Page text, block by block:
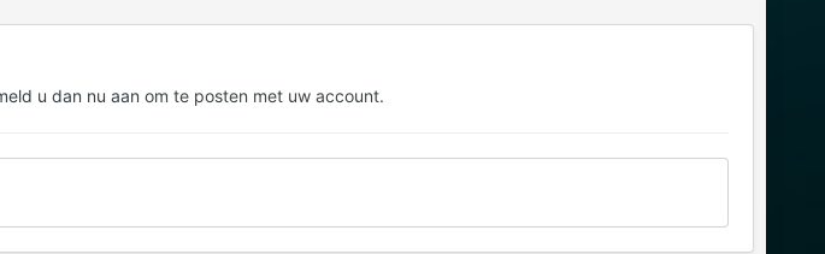
u dan nu aan om te posten met uw account.